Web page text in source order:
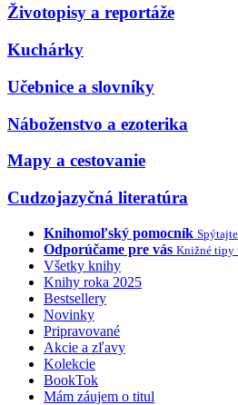
Životopisy a reportáže
Kuchárky
Učebnice a slovníky
Náboženstvo a ezoterika
Mapy a cestovanie
Cudzojazyčná literatúra
Knihomoľský pomocník
Odporúčame pre vás Knižné tipy
Všetky knihy
Knihy roka 2025
Bestsellery
Novinky
Pripravované
Akcie a zľavy
Kolekcie
BookTok
Mám záujem o titul